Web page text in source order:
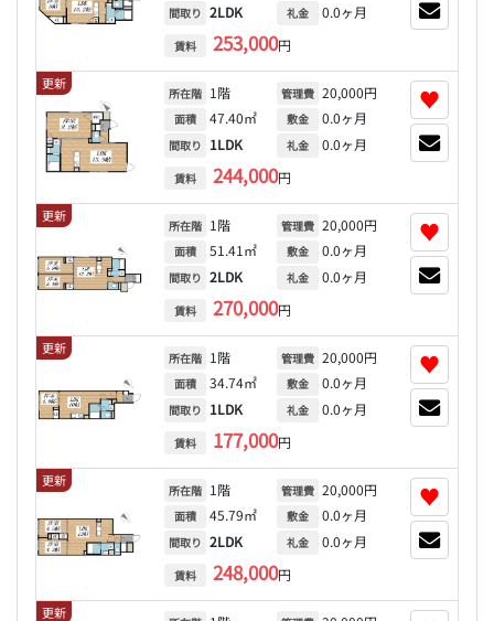
間取り 2LDK
賃料 253,000円
礼金 0.0ヶ月
更新
所在階 1階
面積 47.40㎡
間取り 1LDK
賃料 244,000円
管理費 20,000円
敷金 0.0ヶ月
礼金 0.0ヶ月
♥
更新
所在階 1階
面積 51.41㎡
間取り 2LDK
賃料 270,000円
管理費 20,000円
敷金 0.0ヶ月
礼金 0.0ヶ月
♥
更新
所在階 1階
面積 34.74㎡
間取り 1LDK
賃料 177,000円
管理費 20,000円
敷金 0.0ヶ月
礼金 0.0ヶ月
♥
更新
所在階 1階
面積 45.79㎡
間取り 2LDK
賃料 248,000円
管理費 20,000円
敷金 0.0ヶ月
礼金 0.0ヶ月
♥
更新